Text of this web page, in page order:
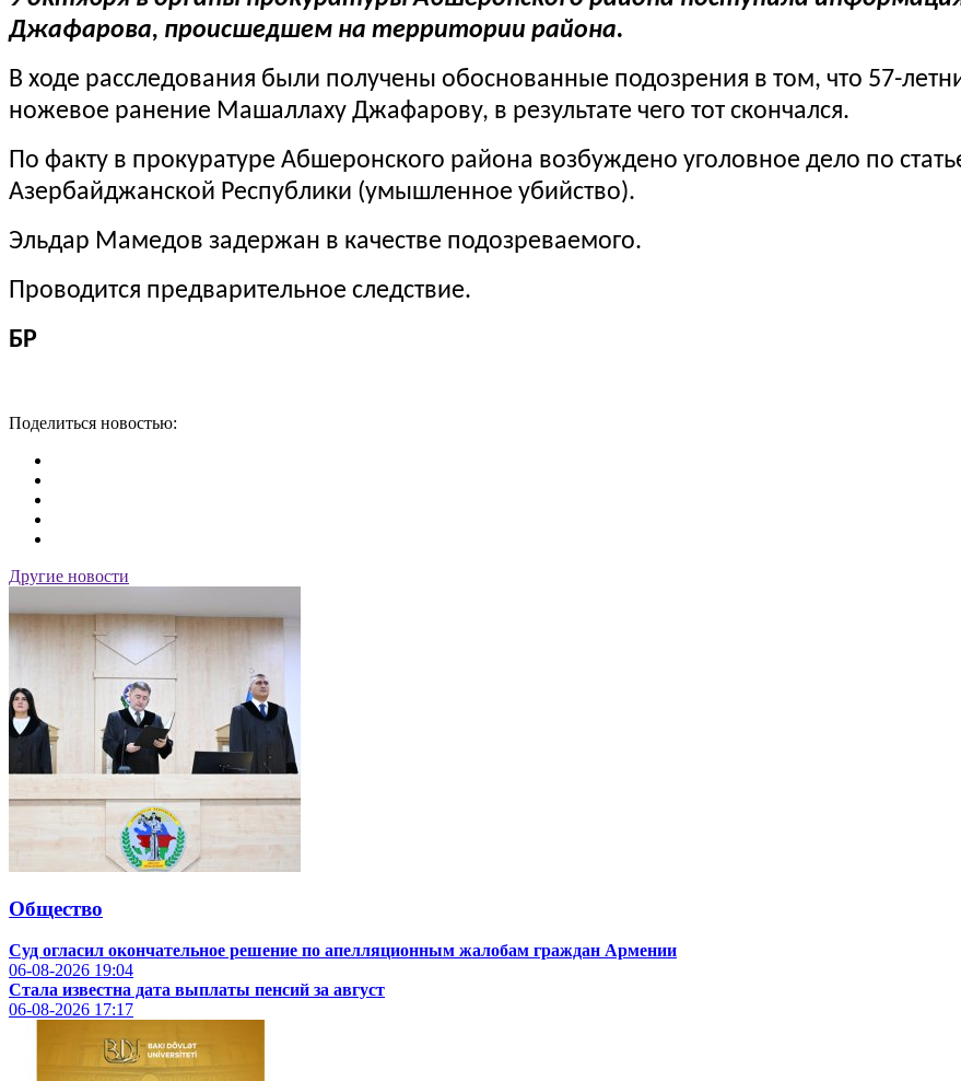
Джафарова, происшедшем на территории района.
В ходе расследования были получены обоснованные подозрения в том, что 57-
ножевое ранение Машаллаху Джафарову, в результате чего тот скончался.
По факту в прокуратуре Абшеронского района возбуждено уголовное дело по
Азербайджанской Республики (умышленное убийство).
Эльдар Мамедов задержан в качестве подозреваемого.
Проводится предварительное следствие.
БР
Поделиться новостью:
Другие новости
Общество
Суд огласил окончательное решение по апелляционным жалобам граждан Армении
06-08-2026 19:04
Стала известна дата выплаты пенсий за август
06-08-2026 17:17